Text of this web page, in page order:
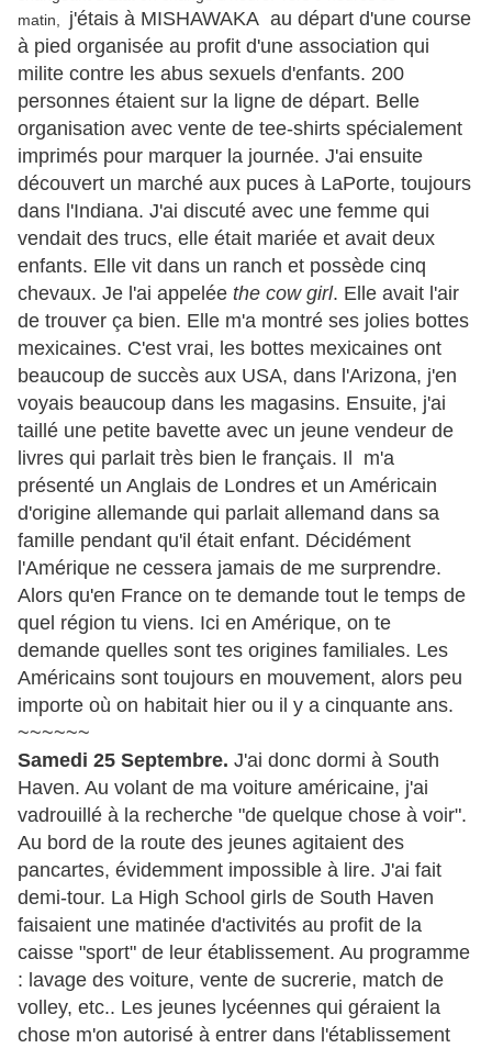
matin, j'étais à MISHAWAKA au départ d'une course
à pied organisée au profit d'une association qui
milite contre les abus sexuels d'enfants. 200
personnes étaient sur la ligne de départ. Belle
organisation avec vente de tee-shirts spécialement
imprimés pour marquer la journée. J'ai ensuite
découvert un marché aux puces à LaPorte, toujours
dans l'Indiana. J'ai discuté avec une femme qui
vendait des trucs, elle était mariée et avait deux
enfants. Elle vit dans un ranch et possède cinq
chevaux. Je l'ai appelée the cow girl. Elle avait l'air
de trouver ça bien. Elle m'a montré ses jolies bottes
mexicaines. C'est vrai, les bottes mexicaines ont
beaucoup de succès aux USA, dans l'Arizona, j'en
voyais beaucoup dans les magasins. Ensuite, j'ai
taillé une petite bavette avec un jeune vendeur de
livres qui parlait très bien le français. Il m'a
présenté un Anglais de Londres et un Américain
d'origine allemande qui parlait allemand dans sa
famille pendant qu'il était enfant. Décidément
l'Amérique ne cessera jamais de me surprendre.
Alors qu'en France on te demande tout le temps de
quel région tu viens. Ici en Amérique, on te
demande quelles sont tes origines familiales. Les
Américains sont toujours en mouvement, alors peu
importe où on habitait hier ou il y a cinquante ans.
~~~~~~
Samedi 25 Septembre. J'ai donc dormi à South
Haven. Au volant de ma voiture américaine, j'ai
vadrouillé à la recherche "de quelque chose à voir".
Au bord de la route des jeunes agitaient des
pancartes, évidemment impossible à lire. J'ai fait
demi-tour. La High School girls de South Haven
faisaient une matinée d'activités au profit de la
caisse "sport" de leur établissement. Au programme
: lavage des voiture, vente de sucrerie, match de
volley, etc.. Les jeunes lycéennes qui géraient la
chose m'on autorisé à entrer dans l'établissement